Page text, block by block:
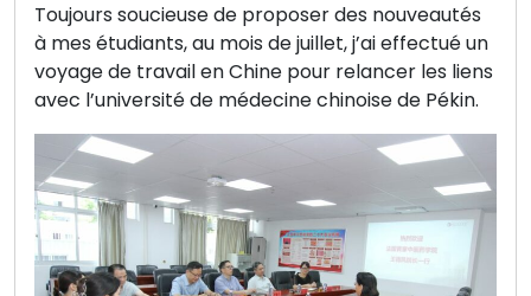
Toujours soucieuse de proposer des nouveautés
à mes étudiants, au mois de juillet, j’ai effectué un
voyage de travail en Chine pour relancer les liens
avec l’université de médecine chinoise de Pékin.